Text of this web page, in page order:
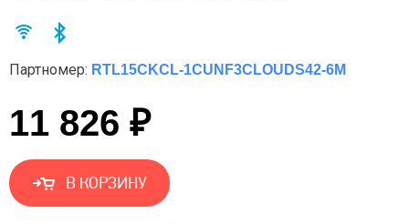
Партномер: RTL15CKCL-1CUNF3CLOUDS42-6M
11 826 ₽
В КОРЗИНУ